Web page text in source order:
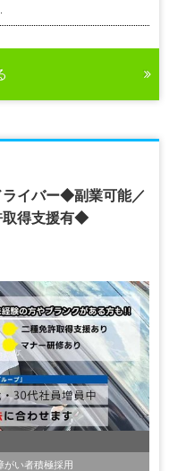
イバー◆副業可能／
取得支援有◆
がい者積極採用